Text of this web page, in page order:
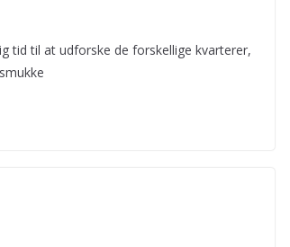
tid til at udforske de forskellige kvarterer,